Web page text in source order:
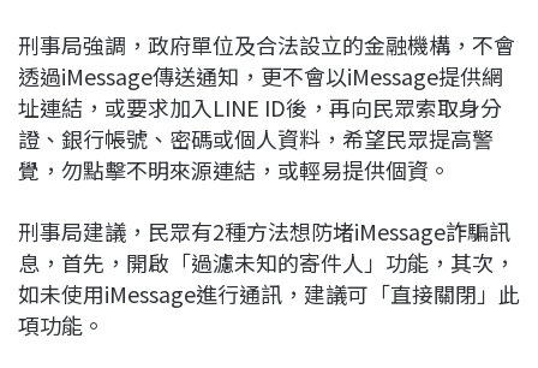
刑事局強調，政府單位及合法設立的金融機構，不會
透過iMessage傳送通知，更不會以iMessage提供網
址連結，或要求加入LINE ID後，再向民眾索取身分
證、銀行帳號、密碼或個人資料，希望民眾提高警
覺，勿點擊不明來源連結，或輕易提供個資。
刑事局建議，民眾有2種方法想防堵iMessage詐騙訊
息，首先，開啟「過濾未知的寄件人」功能，其次，
如未使用iMessage進行通訊，建議可「直接關閉」此
項功能。